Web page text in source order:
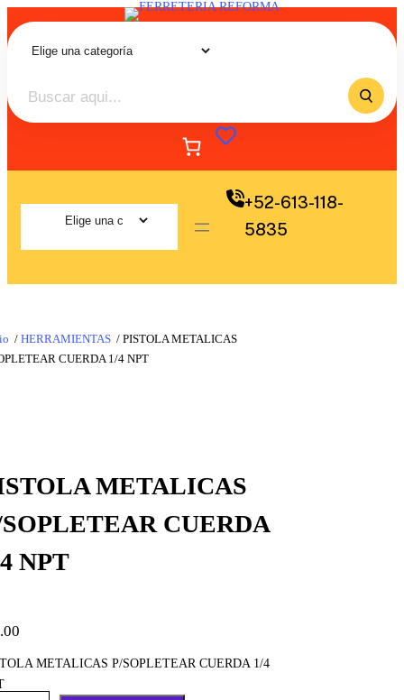
+52-613-118-
5835
/ HERRAMIENTAS / PISTOLA METALICAS
CUERDA 1/4 NPT
METALICAS
CUERDA
NPT
METALICAS P/SOPLETEAR CUERDA 1/4